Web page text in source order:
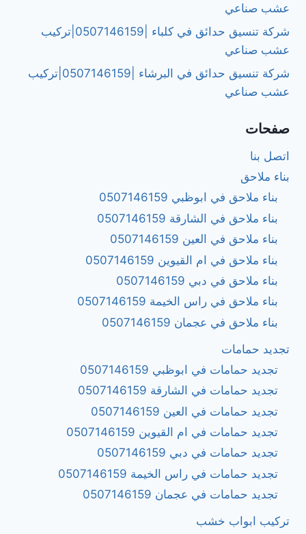
عشب صناعي
شركة تنسيق حدائق في كلباء |0507146159|تركيب
عشب صناعي
شركة تنسيق حدائق في البرشاء |0507146159|تركيب
عشب صناعي
صفحات
اتصل بنا
بناء ملاحق
بناء ملاحق في ابوظبي 0507146159
بناء ملاحق في الشارقة 0507146159
بناء ملاحق في العين 0507146159
بناء ملاحق في ام القيوين 0507146159
بناء ملاحق في دبي 0507146159
بناء ملاحق في راس الخيمة 0507146159
بناء ملاحق في عجمان 0507146159
تجديد حمامات
تجديد حمامات في ابوظبي 0507146159
تجديد حمامات في الشارقة 0507146159
تجديد حمامات في العين 0507146159
تجديد حمامات في ام القيوين 0507146159
تجديد حمامات في دبي 0507146159
تجديد حمامات في راس الخيمة 0507146159
تجديد حمامات في عجمان 0507146159
تركيب ابواب خشب